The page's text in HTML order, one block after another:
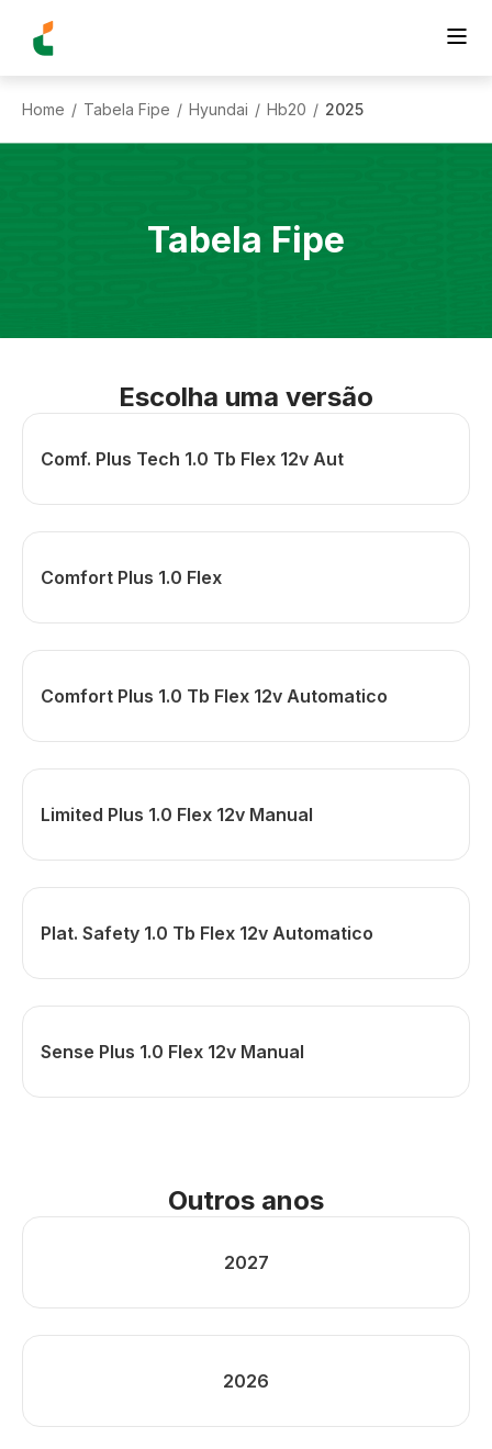
Home / Tabela Fipe / Hyundai / Hb20 / 2025
Tabela Fipe
Escolha uma versão
Comf. Plus Tech 1.0 Tb Flex 12v Aut
Comfort Plus 1.0 Flex
Comfort Plus 1.0 Tb Flex 12v Automatico
Limited Plus 1.0 Flex 12v Manual
Plat. Safety 1.0 Tb Flex 12v Automatico
Sense Plus 1.0 Flex 12v Manual
Outros anos
2027
2026